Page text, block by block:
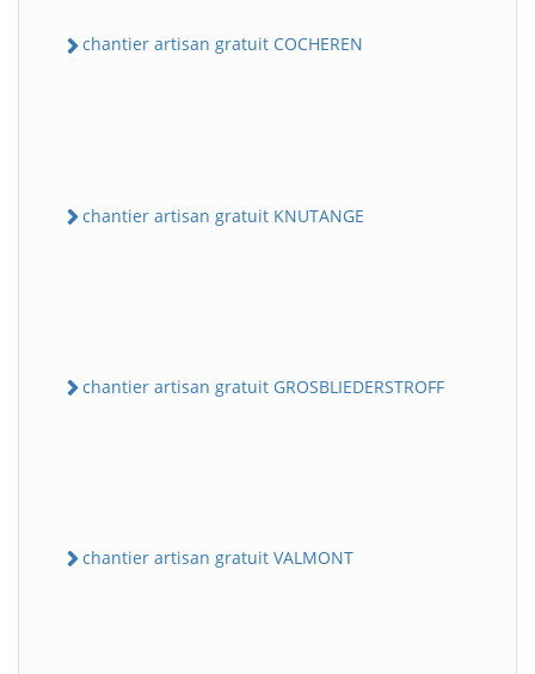
chantier artisan gratuit COCHEREN
chantier artisan gratuit KNUTANGE
chantier artisan gratuit GROSBLIEDERSTROFF
chantier artisan gratuit VALMONT